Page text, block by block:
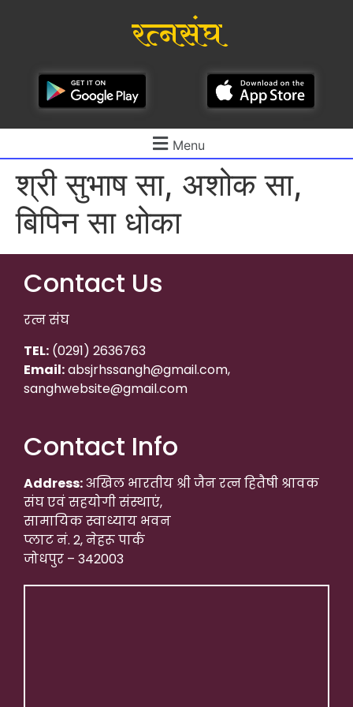
रत्नसंघ
Menu
श्री सुभाष सा, अशोक सा,
बिपिन सा धोका
Contact Us
रत्न संघ
TEL: (0291) 2636763
Email:absjrhssangh@gmail.com,
sanghwebsite@gmail.com
Contact Info
Address:अखिल भारतीय श्री जैन रत्न हितैषी श्रावक
संघ एवं सहयोगी संस्थाएं,
सामायिक स्वाध्याय भवन
प्लाट नं. 2, नेहरू पार्क
जोधपुर – 342003